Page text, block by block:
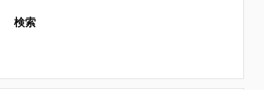
検索